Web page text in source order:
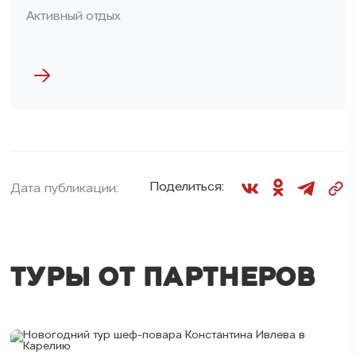
Активный отдых
Дата публикации: Поделиться:
ТУРЫ ОТ ПАРТНЕРОВ